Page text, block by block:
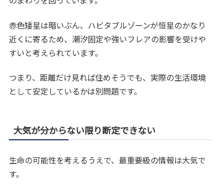
赤色矮星は暗いぶん、ハビタブルゾーンが恒星のかなり
近くに寄るため、潮汐固定や強いフレアの影響を受けや
すいと考えられています。
つまり、距離だけ見れば住めそうでも、実際の生活環境
として安定しているかは別問題です。
大気が分からない限り断定できない
生命の可能性を考えるうえで、最重要級の情報は大気で
す。